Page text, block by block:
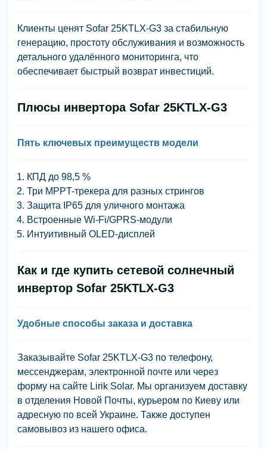
Клиенты ценят Sofar 25KTLX-G3 за стабильную
генерацию, простоту обслуживания и возможность
детального удалённого мониторинга, что
обеспечивает быстрый возврат инвестиций.
Плюсы инвертора Sofar 25KTLX-G3
Пять ключевых преимуществ модели
КПД до 98,5 %
Три MPPT-трекера для разных стрингов
Защита IP65 для уличного монтажа
Встроенные Wi-Fi/GPRS-модули
Интуитивный OLED-дисплей
Как и где купить сетевой солнечный
инвертор Sofar 25KTLX-G3
Удобные способы заказа и доставка
Заказывайте Sofar 25KTLX-G3 по телефону,
мессенджерам, электронной почте или через
форму на сайте Lirik Solar. Мы организуем доставку
в отделения Новой Почты, курьером по Киеву или
адресную по всей Украине. Также доступен
самовывоз из нашего офиса.